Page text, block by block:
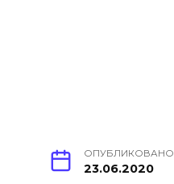
ОПУБЛИКОВАНО
23.06.2020